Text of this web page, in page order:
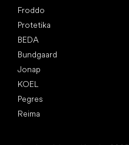
Froddo
Protetika
BEDA
Bundgaard
Jonap
KOEL
Pegres
Reima